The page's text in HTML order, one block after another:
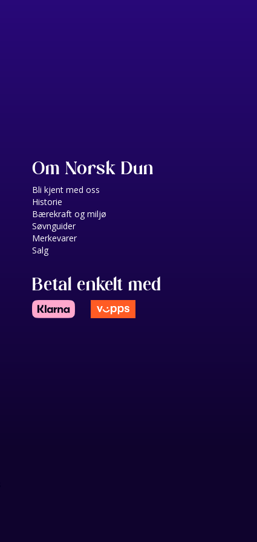
Om Norsk Dun
Bli kjent med oss
Historie
Bærekraft og miljø
Søvnguider
Merkevarer
Salg
Betal enkelt med